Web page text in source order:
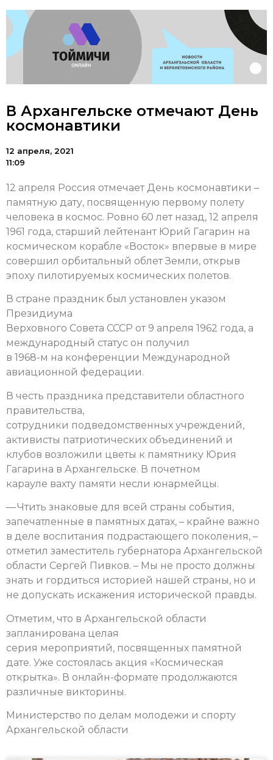
В Архангельске отмечают День
космонавтики
12 апреля, 2021
11:09
12 апреля Россия отмечает День космонавтики –
памятную дату, посвященную первому полету
человека в космос. Ровно 60 лет назад, 12 апреля
1961 года, старший лейтенант Юрий Гагарин на
космическом корабле «Восток» впервые в мире
совершил орбитальный облет Земли, открыв
эпоху пилотируемых космических полетов.
В стране праздник был установлен указом
Президиума
Верховного Совета СССР от 9 апреля 1962 года, а
международный статус он получил
в 1968-м на конференции Международной
авиационной федерации.
В честь праздника представители областного
правительства,
сотрудники подведомственных учреждений,
активисты патриотических объединений и
клубов возложили цветы к памятнику Юрия
Гагарина в Архангельске. В почетном
карауле вахту памяти несли юнармейцы.
— Чтить знаковые для всей страны события,
запечатленные в памятных датах, – крайне важно
в деле воспитания подрастающего поколения, –
отметил заместитель губернатора Архангельской
области Сергей Пивков. – Мы не просто должны
знать и гордиться историей нашей страны, но и
не допускать искажения исторической правды.
Отметим, что в Архангельской области
запланирована целая
серия мероприятий, посвященных памятной
дате. Уже состоялась акция «Космическая
открытка». В онлайн-формате продолжаются
различные викторины.
Министерство по делам молодежи и спорту
Архангельской области